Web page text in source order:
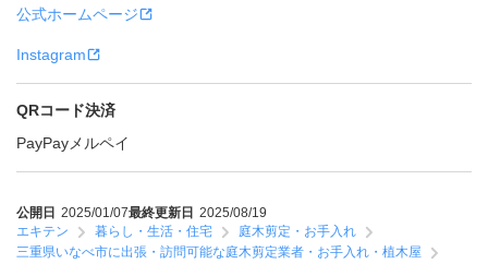
公式ホームページ
Instagram
QRコード決済
PayPay メルペイ
公開日 2025/01/07最終更新日 2025/08/19
エキテン
暮らし・生活・住宅
庭木剪定・お手入れ
三重県いなべ市に出張・訪問可能な庭木剪定業者・お手入れ・植木屋